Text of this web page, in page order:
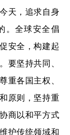
天，追求自身
。全球安全倡
安全，构建起
要坚持共同、
重各国主权、
原则，坚持重
商以和平方式
护传统领域和